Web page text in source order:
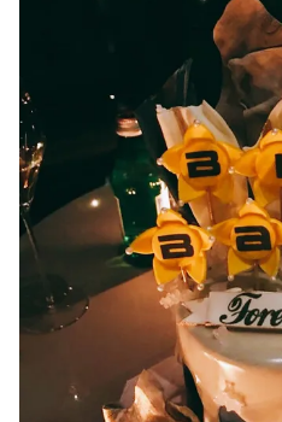
Hitech Công nghệ tương lai
Thị trường
Tư vấn
Giao lưu trực tuyến
Lịch phát sóng
Chuyên mục khác
Emagazine
Photo
Video